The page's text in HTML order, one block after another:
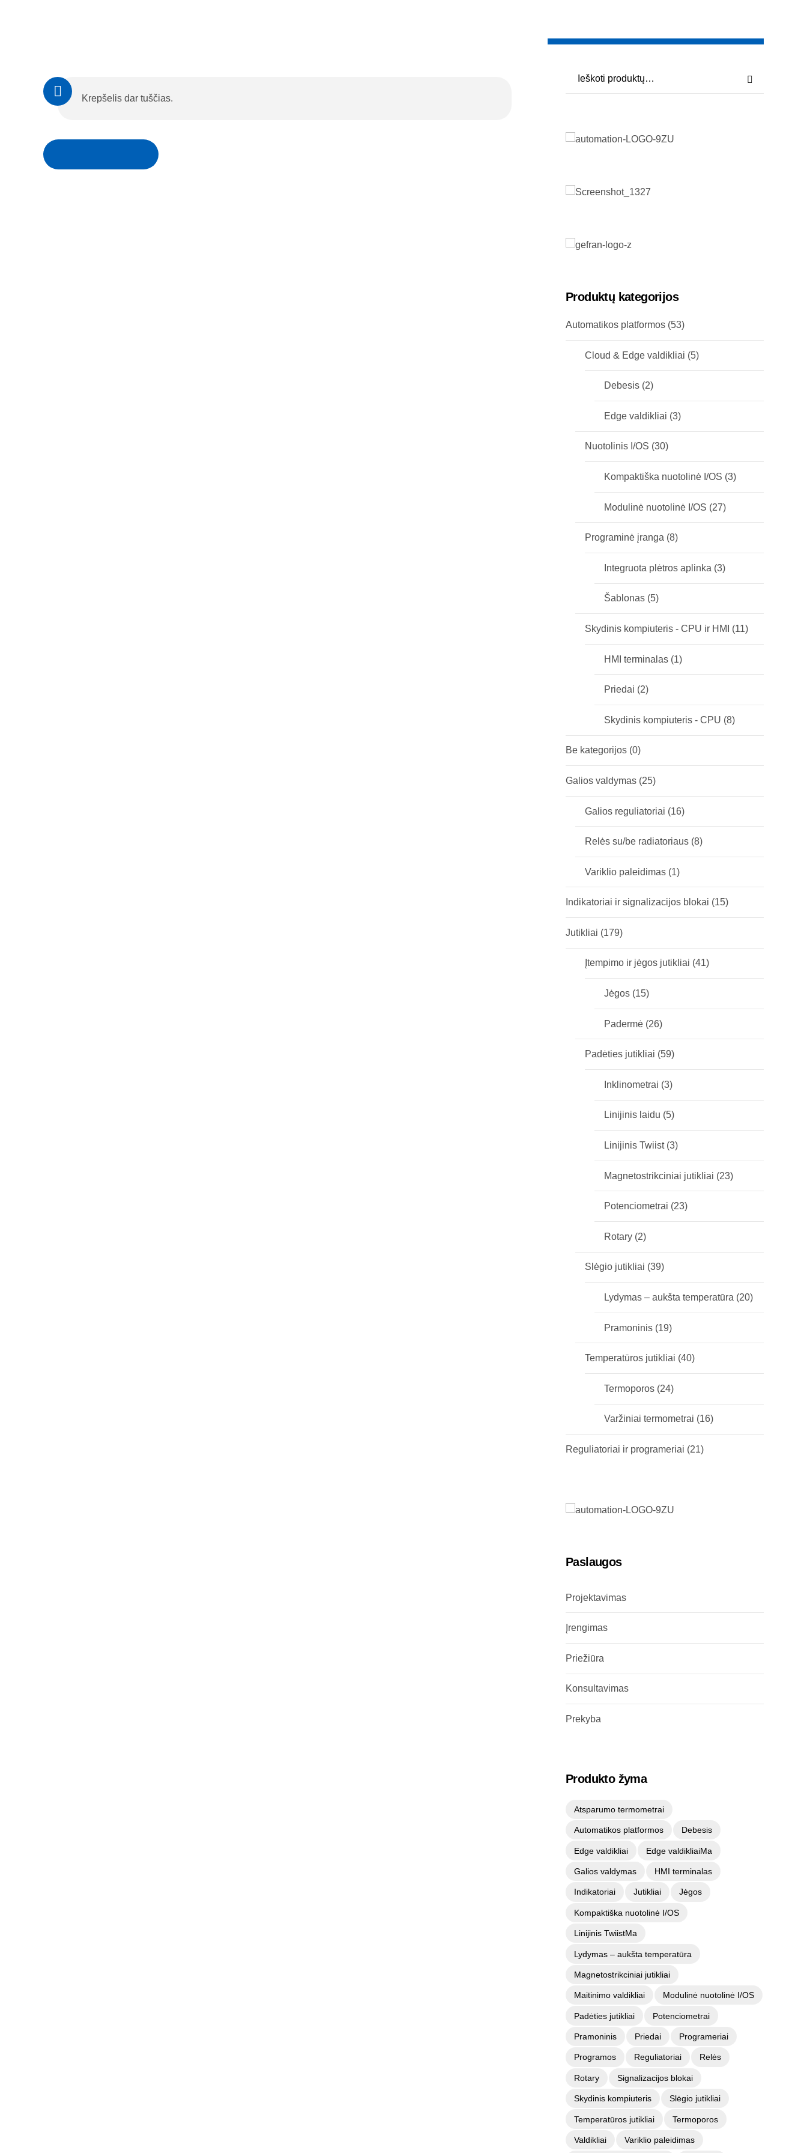
Krepšelis dar tuščias.
Produktų kategorijos
Automatikos platformos (53)
Cloud & Edge valdikliai (5)
Debesis (2)
Edge valdikliai (3)
Nuotolinis I/OS (30)
Kompaktiška nuotolinė I/OS (3)
Modulinė nuotolinė I/OS (27)
Programinė įranga (8)
Integruota plėtros aplinka (3)
Šablonas (5)
Skydinis kompiuteris - CPU ir HMI (11)
HMI terminalas (1)
Priedai (2)
Skydinis kompiuteris - CPU (8)
Be kategorijos (0)
Galios valdymas (25)
Galios reguliatoriai (16)
Relės su/be radiatoriaus (8)
Variklio paleidimas (1)
Indikatoriai ir signalizacijos blokai (15)
Jutikliai (179)
Įtempimo ir jėgos jutikliai (41)
Jėgos (15)
Padermė (26)
Padėties jutikliai (59)
Inklinometrai (3)
Linijinis laidu (5)
Linijinis Twiist (3)
Magnetostrikciniai jutikliai (23)
Potenciometrai (23)
Rotary (2)
Slėgio jutikliai (39)
Lydymas – aukšta temperatūra (20)
Pramoninis (19)
Temperatūros jutikliai (40)
Termoporos (24)
Varžiniai termometrai (16)
Reguliatoriai ir programeriai (21)
Paslaugos
Projektavimas
Įrengimas
Priežiūra
Konsultavimas
Prekyba
Produkto žyma
Atsparumo termometrai
Automatikos platformos Debesis
Edge valdikliai Edge valdikliaiMa
Galios valdymas HMI terminalas
Indikatoriai Jutikliai Jėgos
Kompaktiška nuotolinė I/OS
Linijinis TwiistMa
Lydymas – aukšta temperatūra
Magnetostrikciniai jutikliai
Maitinimo valdikliai Modulinė nuotolinė I/OS
Padėties jutikliai Potenciometrai
Pramoninis Priedai Programeriai
Programos Reguliatoriai Relės
Rotary Signalizacijos blokai
Skydinis kompiuteris Slėgio jutikliai
Temperatūros jutikliai Termoporos
Valdikliai Variklio paleidimas